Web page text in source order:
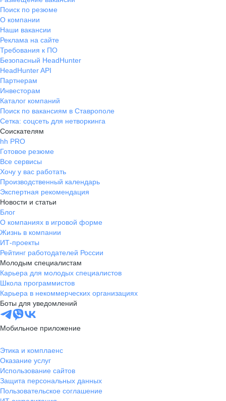
Поиск по резюме
О компании
Наши вакансии
Реклама на сайте
Требования к ПО
Безопасный HeadHunter
HeadHunter API
Партнерам
Инвесторам
Каталог компаний
Поиск по вакансиям в Ставрополе
Сетка: соцсеть для нетворкинга
Соискателям
hh PRO
Готовое резюме
Все сервисы
Хочу у вас работать
Производственный календарь
Экспертная рекомендация
Новости и статьи
Блог
О компаниях в игровой форме
Жизнь в компании
ИТ-проекты
Рейтинг работодателей России
Молодым специалистам
Карьера для молодых специалистов
Школа программистов
Карьера в некоммерческих организациях
Боты для уведомлений
Мобильное приложение
Этика и комплаенс
Оказание услуг
Использование сайтов
Защита персональных данных
Пользовательское соглашение